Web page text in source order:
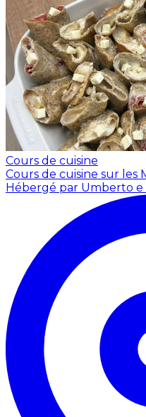
Cours de cuisine
Cours de cuisine sur les
Hébergé par Umberto e